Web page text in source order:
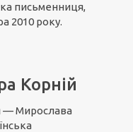
письменниця,
2010 року.
Корній
— Мирослава